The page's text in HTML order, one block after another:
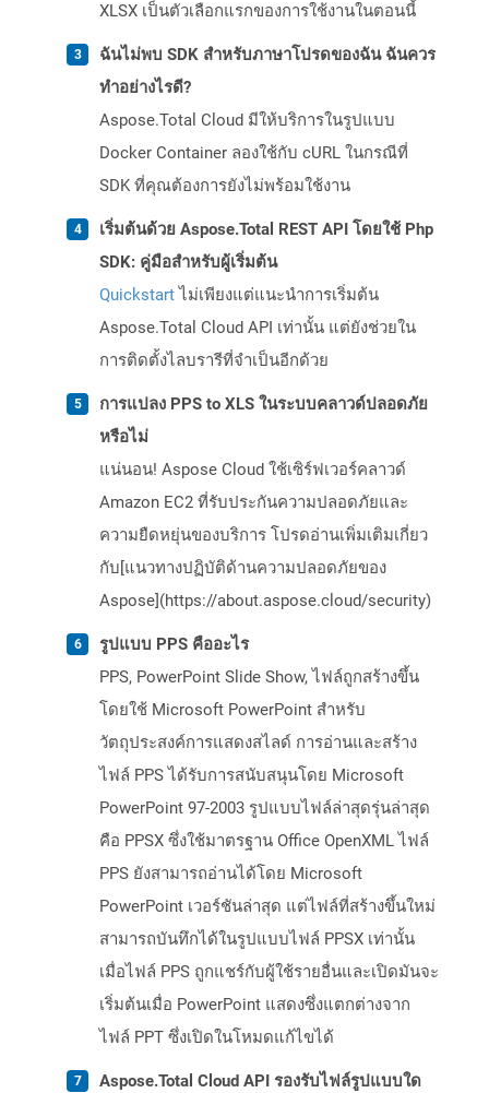
XLSX เป็นตัวเลือกแรกของการใช้งานในตอนนี้
ฉันไม่พบ SDK สำหรับภาษาโปรดของฉัน ฉันควร
ทำอย่างไรดี?
Aspose.Total Cloud มีให้บริการในรูปแบบ
Docker Container ลองใช้กับ cURL ในกรณีที่
SDK ที่คุณต้องการยังไม่พร้อมใช้งาน
เริ่มต้นด้วย Aspose.Total REST API โดยใช้ Php
SDK: คู่มือสำหรับผู้เริ่มต้น
Quickstartไม่เพียงแต่แนะนำการเริ่มต้น
Aspose.Total Cloud API เท่านั้น แต่ยังช่วยใน
การติดตั้งไลบรารีที่จำเป็นอีกด้วย
การแปลง PPS to XLS ในระบบคลาวด์ปลอดภัย
หรือไม่
แน่นอน! Aspose Cloud ใช้เซิร์ฟเวอร์คลาวด์
Amazon EC2 ที่รับประกันความปลอดภัยและ
ความยืดหยุ่นของบริการ โปรดอ่านเพิ่มเติมเกี่ยว
กับ[แนวทางปฏิบัติด้านความปลอดภัยของ
Aspose](https://about.aspose.cloud/security)
รูปแบบ PPS คืออะไร
PPS, PowerPoint Slide Show, ไฟล์ถูกสร้างขึ้น
โดยใช้ Microsoft PowerPoint สำหรับ
วัตถุประสงค์การแสดงสไลด์ การอ่านและสร้าง
ไฟล์ PPS ได้รับการสนับสนุนโดย Microsoft
PowerPoint 97-2003 รูปแบบไฟล์ล่าสุดรุ่นล่าสุด
คือ PPSX ซึ่งใช้มาตรฐาน Office OpenXML ไฟล์
PPS ยังสามารถอ่านได้โดย Microsoft
PowerPoint เวอร์ชันล่าสุด แต่ไฟล์ที่สร้างขึ้นใหม่
สามารถบันทึกได้ในรูปแบบไฟล์ PPSX เท่านั้น
เมื่อไฟล์ PPS ถูกแชร์กับผู้ใช้รายอื่นและเปิดมันจะ
เริ่มต้นเมื่อ PowerPoint แสดงซึ่งแตกต่างจาก
ไฟล์ PPT ซึ่งเปิดในโหมดแก้ไขได้
Aspose.Total Cloud API รองรับไฟล์รูปแบบใด